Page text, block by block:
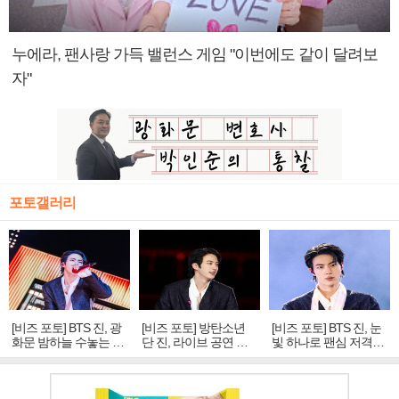
누에라, 팬사랑 가득 밸런스 게임 "이번에도 같이 달려보
자"
포토갤러리
[비즈 포토] BTS 진, 광
화문 밤하늘 수놓는 '비
주얼 킹'의 열창
[비즈 포토] 방탄소년
단 진, 라이브 공연 중
빛나는 독보적 아우라
[비즈 포토] BTS 진, 눈
빛 하나로 팬심 저격…
독보적 카리스마